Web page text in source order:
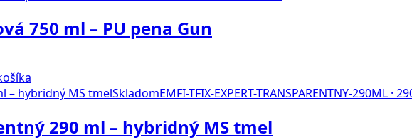
750 ml – PU pena Gun
SkladomEMFI-TFIX-EXPERT-TRANSPARENTNY-290ML ·
290 ml – hybridný MS tmel